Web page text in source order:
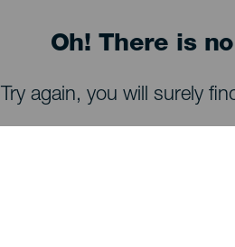
Oh! There is
Try again, you will surely